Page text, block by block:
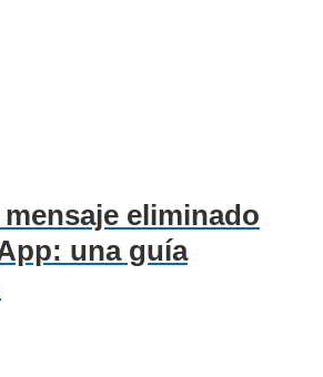
eliminado
una guía